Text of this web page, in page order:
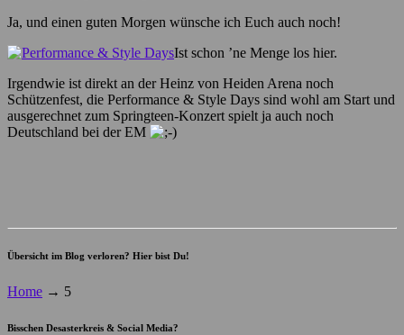
Ja, und einen guten Morgen wünsche ich Euch auch noch!
Ist schon ’ne Menge los hier.
Irgendwie ist direkt an der Heinz von Heiden Arena noch
Schützenfest, die Performance & Style Days sind wohl am Start und
ausgerechnet zum Springteen-Konzert spielt ja auch noch
Deutschland bei der EM
Übersicht im Blog verloren? Hier bist Du!
Home → 5
Bisschen Desasterkreis & Social Media?